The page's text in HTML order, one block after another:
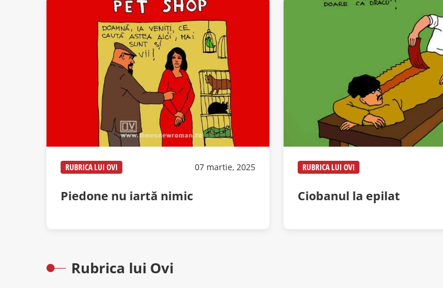
RUBRICA LUI OVI 07 martie, 2025
Piedone nu iartă nimic
RUBRICA LUI OVI
Ciobanul la epilat
Rubrica lui Ovi